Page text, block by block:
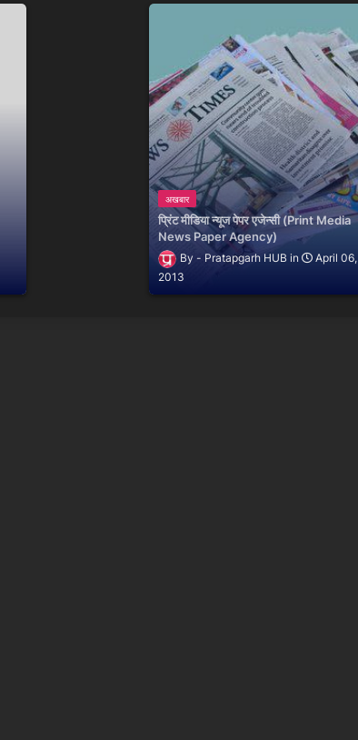
अखबार
प्रिंट मीडिया न्यूज पेपर एजेन्सी (Print Media
News Paper Agency)
Pratapgarh HUB
April 06,
2013